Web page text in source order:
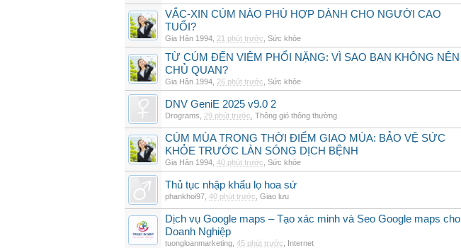
VẮC-XIN CÚM NÀO PHÙ HỢP DÀNH CHO NGƯỜI CAO
TUỔI?
Gia Hân 1994 21 phút trước Sức khỏe
TỪ CÚM ĐẾN VIÊM PHỔI NẶNG: VÌ SAO BẠN KHÔNG NÊN
CHỦ QUAN?
Gia Hân 1994 26 phút trước Sức khỏe
DNV GeniE 2025 v9.0 2
Drograms 29 phút trước Thông gió thông thường
CÚM MÙA TRONG THỜI ĐIỂM GIAO MÙA: BẢO VỆ SỨC
KHỎE TRƯỚC LÀN SÓNG DỊCH BỆNH
Gia Hân 1994 40 phút trước Sức khỏe
Thủ tục nhập khẩu lọ hoa sứ
phankhoi97 40 phút trước Giao lưu
Dịch vụ Google maps – Tạo xác minh và Seo Google maps cho
Doanh Nghiệp
tuongloanmarketing 45 phút trước Internet